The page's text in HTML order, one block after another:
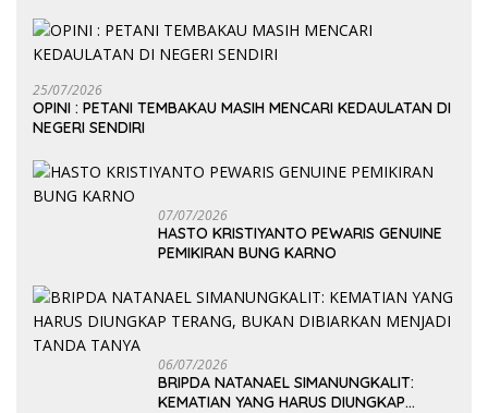
25/07/2026
OPINI : PETANI TEMBAKAU MASIH MENCARI KEDAULATAN DI
NEGERI SENDIRI
07/07/2026
HASTO KRISTIYANTO PEWARIS GENUINE
PEMIKIRAN BUNG KARNO
06/07/2026
BRIPDA NATANAEL SIMANUNGKALIT:
KEMATIAN YANG HARUS DIUNGKAP